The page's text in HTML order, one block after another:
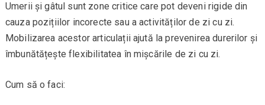
Umerii și gâtul sunt zone critice care pot deveni rigide din
cauza pozițiilor incorecte sau a activităților de zi cu zi.
Mobilizarea acestor articulații ajută la prevenirea durerilor și
îmbunătățește flexibilitatea în mișcările de zi cu zi.
Cum să o faci: